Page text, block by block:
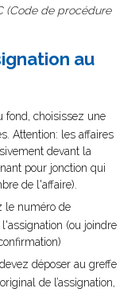
(Code de procédure
au
fond, choisissez une
Attention: les affaires
devant la
pour jonction qui
de l'affaire).
le numéro de
(ou joindre
déposer au greffe
de l’assignation,